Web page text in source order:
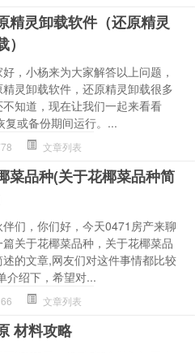
精灵卸载软件（还原精灵
）
好，小杨来为大家解答以上问题，
精灵卸载软件，还原精灵卸载很多
不知道，现在让我们一起来看看
复或备份期间运行。...
文章列表
菜品种(关于花椰菜品种简
伴们，你们好，今天0471房产来聊
篇关于花椰菜品种，关于花椰菜品
述的文章,网友们对这件事情都比较
介绍下，希望对...
文章列表
材料攻略